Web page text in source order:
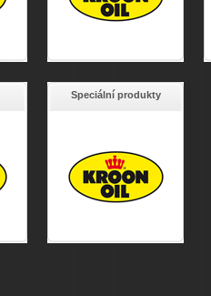
Speciální produkty